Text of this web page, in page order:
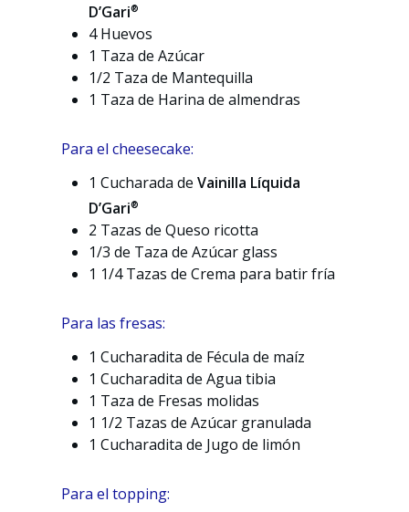
D’Gari®
4 Huevos
1 Taza de Azúcar
1/2 Taza de Mantequilla
1 Taza de Harina de almendras
Para el cheesecake:
1 Cucharada deVainilla Líquida
D’Gari®
2 Tazas de Queso ricotta
1/3 de Taza de Azúcar glass
1 1/4 Tazas de Crema para batir fría
Para las fresas:
1 Cucharadita de Fécula de maíz
1 Cucharadita de Agua tibia
1 Taza de Fresas molidas
1 1/2 Tazas de Azúcar granulada
1 Cucharadita de Jugo de limón
Para el topping: